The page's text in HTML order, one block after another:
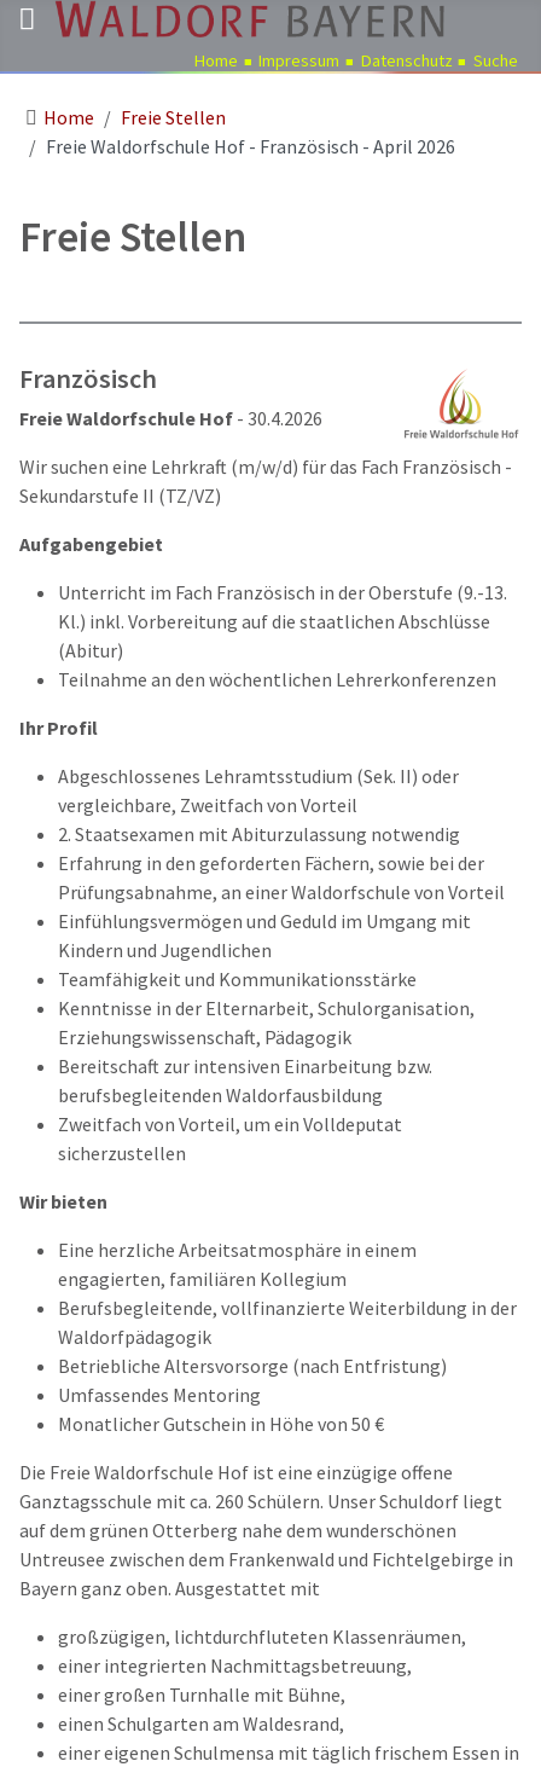
Pädagogik
Kindergärten
Ausbildung
Stellen
Aktuelles
Termine
Home Impressum Datenschutz Suche
Home
Freie Stellen
Freie Waldorfschule Hof - Französisch - April 2026
Freie Stellen
Französisch
Freie Waldorfschule Hof - 30.4.2026
Wir suchen eine Lehrkraft (m/w/d) für das Fach Französisch -
Sekundarstufe II (TZ/VZ)
Aufgabengebiet
Unterricht im Fach Französisch in der Oberstufe (9.-13.
Kl.) inkl. Vorbereitung auf die staatlichen Abschlüsse
(Abitur)
Teilnahme an den wöchentlichen Lehrerkonferenzen
Ihr Profil
Abgeschlossenes Lehramtsstudium (Sek. II) oder
vergleichbare, Zweitfach von Vorteil
2. Staatsexamen mit Abiturzulassung notwendig
Erfahrung in den geforderten Fächern, sowie bei der
Prüfungsabnahme, an einer Waldorfschule von Vorteil
Einfühlungsvermögen und Geduld im Umgang mit
Kindern und Jugendlichen
Teamfähigkeit und Kommunikationsstärke
Kenntnisse in der Elternarbeit, Schulorganisation,
Erziehungswissenschaft, Pädagogik
Bereitschaft zur intensiven Einarbeitung bzw.
berufsbegleitenden Waldorfausbildung
Zweitfach von Vorteil, um ein Volldeputat
sicherzustellen
Wir bieten
Eine herzliche Arbeitsatmosphäre in einem
engagierten, familiären Kollegium
Berufsbegleitende, vollfinanzierte Weiterbildung in der
Waldorfpädagogik
Betriebliche Altersvorsorge (nach Entfristung)
Umfassendes Mentoring
Monatlicher Gutschein in Höhe von 50 €
Die Freie Waldorfschule Hof ist eine einzügige offene
Ganztagsschule mit ca. 260 Schülern. Unser Schuldorf liegt
auf dem grünen Otterberg nahe dem wunderschönen
Untreusee zwischen dem Frankenwald und Fichtelgebirge in
Bayern ganz oben. Ausgestattet mit
großzügigen, lichtdurchfluteten Klassenräumen,
einer integrierten Nachmittagsbetreuung,
einer großen Turnhalle mit Bühne,
einen Schulgarten am Waldesrand,
einer eigenen Schulmensa mit täglich frischem Essen in